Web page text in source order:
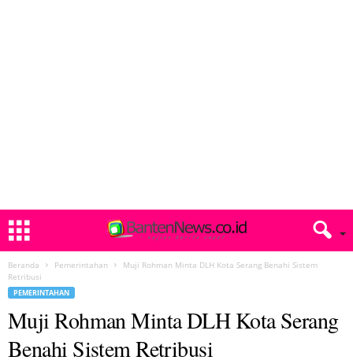
Beranda Pemerintahan
Muji Rohman Minta DLH Kota Serang Benahi Sistem
Retribusi
PEMERINTAHAN
Muji Rohman Minta DLH Kota Serang
Benahi Sistem Retribusi